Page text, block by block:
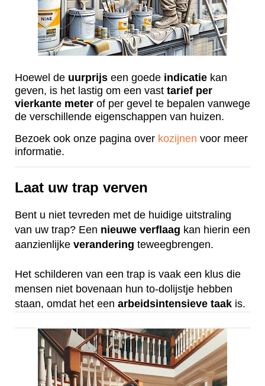
Hoewel de uurprijs een goede indicatie kan
geven, is het lastig om een vast tarief per
vierkante meter of per gevel te bepalen vanwege
de verschillende eigenschappen van huizen.
Bezoek ook onze pagina over kozijnen voor meer
informatie.
Laat uw trap verven
Bent u niet tevreden met de huidige uitstraling
van uw trap? Een nieuwe verflaag kan hierin een
aanzienlijke verandering teweegbrengen.
Het schilderen van een trap is vaak een klus die
mensen niet bovenaan hun to-dolijstje hebben
staan, omdat het een arbeidsintensieve taak is.